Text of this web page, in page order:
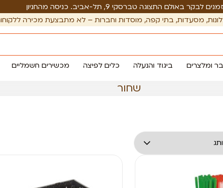
לבקר באולם התצוגה טברסקי 9, תל-אביב. כניסה מהחניון
מסעדות, בתי קפה, מוסדות וחברות – לא מתבצעת מכירה
בר ומלצרים ביגוד והנעלה כלים לפיצה מכשירים חשמליים
שחור